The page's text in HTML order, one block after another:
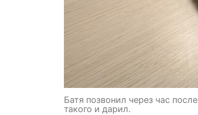
Батя позвонил через час
такого и дарил.